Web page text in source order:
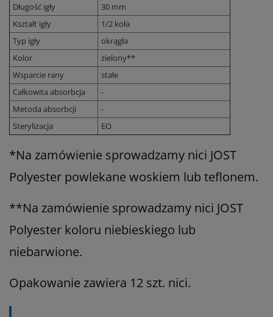
Długość igły
30 mm
Kształt igły
1/2 koła
Typ igły
okrągła
Kolor
zielony**
Wsparcie rany
stałe
Całkowita absorbcja
-
Metoda absorbcji
-
Sterylizacja
EO
*Na zamówienie sprowadzamy nici JOST
Polyester powlekane woskiem lub teflonem.
**Na zamówienie sprowadzamy nici JOST
Polyester koloru niebieskiego lub
niebarwione.
Opakowanie zawiera 12 szt. nici.